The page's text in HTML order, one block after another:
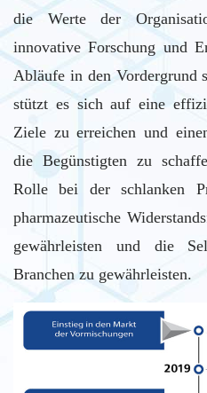
die Werte der
innovative Forschung und
Abläufe in den Vordergrund
stützt es sich auf eine
Ziele zu erreichen und
die Begünstigten zu
Rolle bei der schlanken
pharmazeutische
gewährleisten und die
Branchen zu gewährleisten.